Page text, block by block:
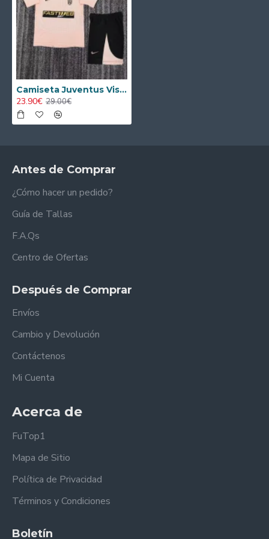
Camiseta Juventus Visitante Retro 2003/04 Rosa Niño Kit
23.90€ 29.00€
Antes de Comprar
¿Cómo hacer un pedido?
Guía de Tallas
F.A.Qs
Centro de Ofertas
Después de Comprar
Envíos
Cambio y Devolución
Contáctenos
Mi Cuenta
Acerca de
FuTop1
Mapa de Sitio
Política de Privacidad
Términos y Condiciones
Boletín